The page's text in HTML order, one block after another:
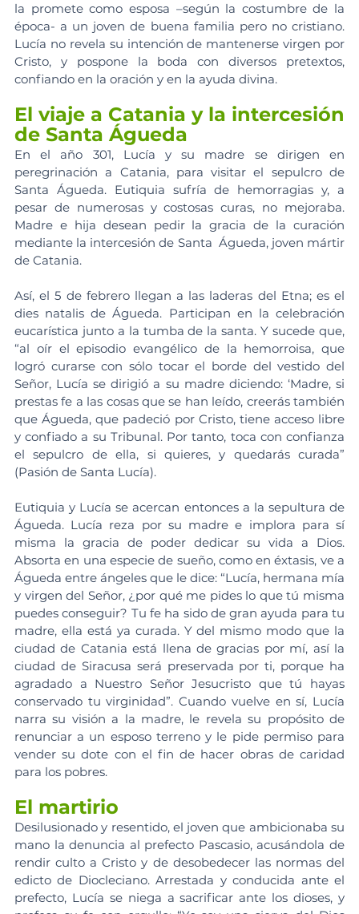
la promete como esposa –según la costumbre de la
época- a un joven de buena familia pero no cristiano.
Lucía no revela su intención de mantenerse virgen por
Cristo, y pospone la boda con diversos pretextos,
confiando en la oración y en la ayuda divina.
El viaje a Catania y la intercesión
de Santa Águeda
En el año 301, Lucía y su madre se dirigen en
peregrinación a Catania, para visitar el sepulcro de
Santa Águeda. Eutiquia sufría de hemorragias y, a
pesar de numerosas y costosas curas, no mejoraba.
Madre e hija desean pedir la gracia de la curación
mediante la intercesión de Santa  Águeda, joven mártir
de Catania.
Así, el 5 de febrero llegan a las laderas del Etna; es el
dies natalis de Águeda. Participan en la celebración
eucarística junto a la tumba de la santa. Y sucede que,
“al oír el episodio evangélico de la hemorroisa, que
logró curarse con sólo tocar el borde del vestido del
Señor, Lucía se dirigió a su madre diciendo: ‘Madre, si
prestas fe a las cosas que se han leído, creerás también
que Águeda, que padeció por Cristo, tiene acceso libre
y confiado a su Tribunal. Por tanto, toca con confianza
el sepulcro de ella, si quieres, y quedarás curada”
(Pasión de Santa Lucía).
Eutiquia y Lucía se acercan entonces a la sepultura de
Águeda. Lucía reza por su madre e implora para sí
misma la gracia de poder dedicar su vida a Dios.
Absorta en una especie de sueño, como en éxtasis, ve a
Águeda entre ángeles que le dice: “Lucía, hermana mía
y virgen del Señor, ¿por qué me pides lo que tú misma
puedes conseguir? Tu fe ha sido de gran ayuda para tu
madre, ella está ya curada. Y del mismo modo que la
ciudad de Catania está llena de gracias por mí, así la
ciudad de Siracusa será preservada por ti, porque ha
agradado a Nuestro Señor Jesucristo que tú hayas
conservado tu virginidad”. Cuando vuelve en sí, Lucía
narra su visión a la madre, le revela su propósito de
renunciar a un esposo terreno y le pide permiso para
vender su dote con el fin de hacer obras de caridad
para los pobres.
El martirio
Desilusionado y resentido, el joven que ambicionaba su
mano la denuncia al prefecto Pascasio, acusándola de
rendir culto a Cristo y de desobedecer las normas del
edicto de Diocleciano. Arrestada y conducida ante el
prefecto, Lucía se niega a sacrificar ante los dioses, y